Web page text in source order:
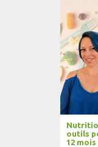
outils
12 mois